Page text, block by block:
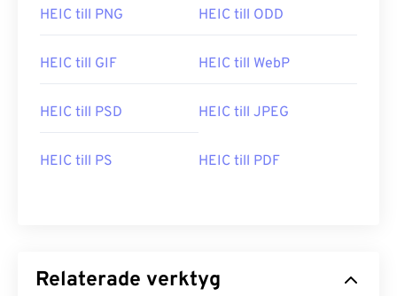
HEIC till PNG HEIC till ODD
HEIC till GIF HEIC till WebP
HEIC till PSD HEIC till JPEG
HEIC till PS HEIC till PDF
Relaterade verktyg